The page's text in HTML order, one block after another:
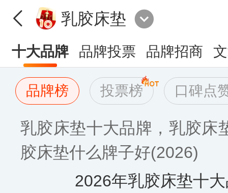
乳胶床垫
十大品牌 品牌投票 品牌招商
品牌榜 投票榜 口碑点
乳胶床垫十大品牌，乳胶床
胶床垫什么牌子好(2026)
2026年乳胶床垫十